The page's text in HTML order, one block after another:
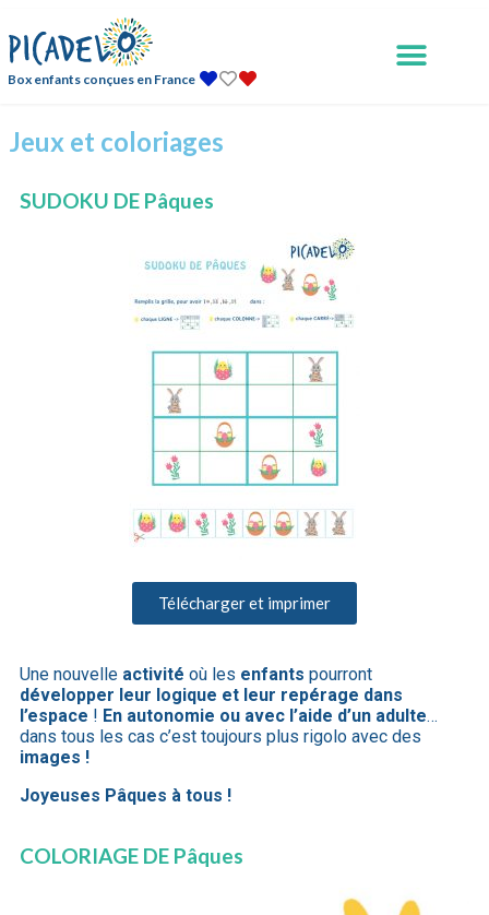
Box enfants conçues en France
Jeux et coloriages
SUDOKU DE Pâques
Télécharger et imprimer
Une nouvelle activité où les enfants pourront
développer leur logique et leur repérage dans
l’espace ! En autonomie ou avec l’aide d’un adulte…
dans tous les cas c’est toujours plus rigolo avec des
images !
Joyeuses Pâques à tous !
COLORIAGE DE Pâques